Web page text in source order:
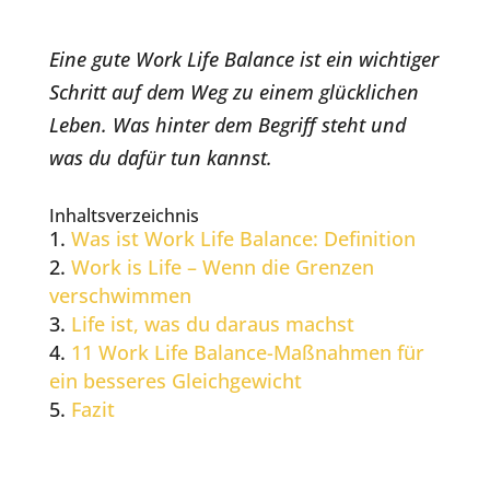
Eine gute Work Life Balance ist ein wichtiger
Schritt auf dem Weg zu einem glücklichen
Leben. Was hinter dem Begriff steht und
was du dafür tun kannst.
Inhaltsverzeichnis
Was ist Work Life Balance: Definition
Work is Life – Wenn die Grenzen
verschwimmen
Life ist, was du daraus machst
11 Work Life Balance-Maßnahmen für
ein besseres Gleichgewicht
Fazit